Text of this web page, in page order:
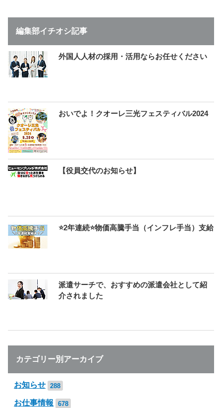
編集部イチオシ記事
外国人人材の採用・活用ならお任せください
おいでよ！クオーレ三光フェスティバル2024
【役員交代のお知らせ】
⭐2年連続⭐物価高騰手当（インフレ手当）支給
派遣サーチで、おすすめの派遣会社として紹
介されました
カテゴリー別アーカイブ
お知らせ 288
お仕事情報 678